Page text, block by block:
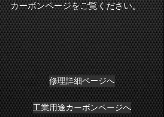
カーボンページをご覧ください。
修理詳細ページへ
工業用途カーボンページへ